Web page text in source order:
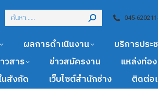
045-
ผลการดำเนินงาน บริการประ
วสาร ข่าวสมัครงาน แหล่งท่อ
นสังกัด เว็บไซต์สำนักช่าง ติดต่อ